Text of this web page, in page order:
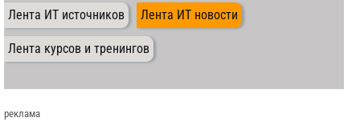
Лента ИТ источников Лента ИТ новости
Лента курсов и тренингов
реклама